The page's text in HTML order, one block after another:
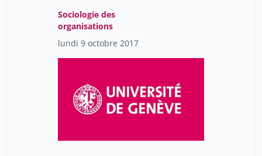
Sociologie des
organisations
lundi 9 octobre 2017